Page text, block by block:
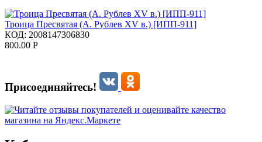
Троица Пресвятая (А. Рублев XV в.) [ИПП-911]
КОД: 2008147306830
800.00 Р
Присоединяйтесь!